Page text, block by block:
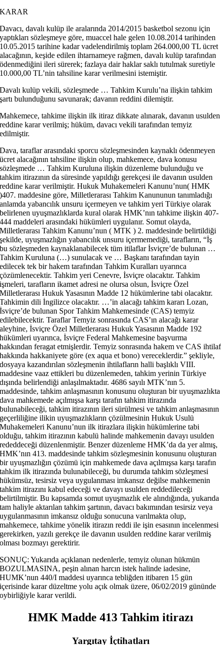
KARAR
Davacı, davalı kulüp ile aralarında 2014/2015 basketbol sezonu için
yaptıkları sözleşmeye göre, muaccel hale gelen 10.08.2014 tarihinden
10.05.2015 tarihine kadar vadelendirilmiş toplam 264.000,00 TL ücret
alacağının, keşide edilen ihtarnameye rağmen, davalı kulüp tarafından
ödenmediğini ileri sürerek; fazlaya dair haklar saklı tutulmak suretiyle
10.000,00 TL’nin tahsiline karar verilmesini istemiştir.
Davalı kulüp vekili, sözleşmede … Tahkim Kurulu’na ilişkin tahkim
şartı bulunduğunu savunarak; davanın reddini dilemiştir.
Mahkemece, tahkime ilişkin ilk itiraz dikkate alınarak, davanın usulden
reddine karar verilmiş; hüküm, davacı vekili tarafından temyiz
edilmiştir.
Dava, taraflar arasındaki sporcu sözleşmesinden kaynaklı ödenmeyen
ücret alacağının tahsiline ilişkin olup, mahkemece, dava konusu
sözleşmede … Tahkim Kuruluna ilişkin düzenleme bulunduğu ve
tahkim itirazının da süresinde yapıldığı gerekçesi ile davanın usulden
reddine karar verilmiştir. Hukuk Muhakemeleri Kanunu’nun( HMK
)407. maddesine göre, Milletlerarası Tahkim Kanununun tanımladığı
anlamda yabancılık unsuru içermeyen ve tahkim yeri Türkiye olarak
belirlenen uyuşmazlıklarda kural olarak HMK’nın tahkime ilişkin 407-
444 maddeleri arasındaki hükümleri uygulanır. Somut olayda,
Milletlerarası Tahkim Kanunu’nun ( MTK ) 2. maddesinde belirtildiği
şekilde, uyuşmazlığın yabancılık unsuru içermemediği, tarafların, “İş
bu sözleşmeden kaynaklanabilecek tüm itilaflar İsviçre’de bulunan …
Tahkim Kuruluna (…) sunulacak ve … Başkanı tarafından tayin
edilecek tek bir hakem tarafından Tahkim Kuralları uyarınca
çözümlenecektir. Tahkim yeri Cenevre, İsviçre olacaktır. Tahkim
işmeleri, tarafların ikamet adresi ne olursa olsun, İsviçre Özel
Milletlerarası Hukuk Yasasının Madde 12 hükümlerine tabi olacaktır.
Tahkimin dili İngilizce olacaktır. …’in alacağı tahkim kararı Lozan,
İsviçre’de bulunan Spor Tahkim Mahkemesinde (CAS) temyiz
edilebilecektir. Taraflar Temyiz sonrasında CAS’ın alacağı karar
aleyhine, İsviçre Özel Milletlerarası Hukuk Yasasının Madde 192
hükümleri uyarınca, İsviçre Federal Mahkemesine başvurma
hakkından feragat etmişlerdir. Temyiz sonrasında hakem ve CAS ihtilaf
hakkında hakkaniyete göre (ex aqua et bono) vereceklerdir.” şekliyle,
dosyaya kazandırılan sözleşmenin ihtilafların halli başlıklı VIII.
maddesine vaaz ettikleri bu düzenlemeden, tahkim yerinin Türkiye
dışında belirlendiği anlaşılmaktadır. 4686 sayılı MTK’nın 5.
maddesinde, tahkim anlaşmasının konusunu oluşturan bir uyuşmazlıkta
dava mahkemede açılmışsa karşı tarafın tahkim itirazında
bulunabileceği, tahkim itirazının ileri sürülmesi ve tahkim anlaşmasının
geçerliliğine ilikin uyuşmazlıkların çözülmesinin Hukuk Usulü
Muhakemeleri Kanunu’nun ilk itirazlara ilişkin hükümlerine tabi
olduğu, tahkim itirazının kabulü halinde mahkemenin davayı usulden
rededdeceği düzenlenmiştir. Benzer düzenleme HMK’da da yer almış,
HMK’nın 413. maddesinde tahkim sözleşmesinin konusunu oluşturan
bir uyuşmazlığın çözümü için mahkemede dava açılmışsa karşı tarafın
tahkim ilk itirazında bulunabileceği, bu durumda tahkim sözleşmesi
hükümsüz, tesirsiz veya uygulanması imkansız değilse mahkemenin
tahkim itirazını kabul edeceği ve davayı usulden reddedileceği
belirtilmiştir. Bu kapsamda somut uyuşmazlık ele alındığında, yukarıda
tam haliyle aktarılan tahkim şartının, davacı bakımından tesirsiz veya
uygulanmasının imkansız olduğu sonucuna varılmakta olup,
mahkemece, tahkime yönelik itirazın reddi ile işin esasının incelenmesi
gerekirken, yazılı gerekçe ile davanın usulden reddine karar verilmiş
olması bozmayı gerektirir.
SONUÇ: Yukarıda açıklanan nedenlerle, temyiz olunan hükmün
BOZULMASINA, peşin alınan harcın istek halinde iadesine,
HUMK’nun 440/I maddesi uyarınca tebliğden itibaren 15 gün
içerisinde karar düzeltme yolu açık olmak üzere, 06/02/2019 gününde
oybirliğiyle karar verildi.
HMK Madde 413 Tahkim itirazı
Yargıtay İçtihatları